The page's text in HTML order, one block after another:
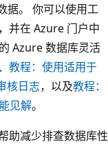
据。 你可以使用工
并在 Azure 门户中
Azure 数据库灵活
教程：使用适用于
核日志，以及教程：
见解。
助减少排查数据库性